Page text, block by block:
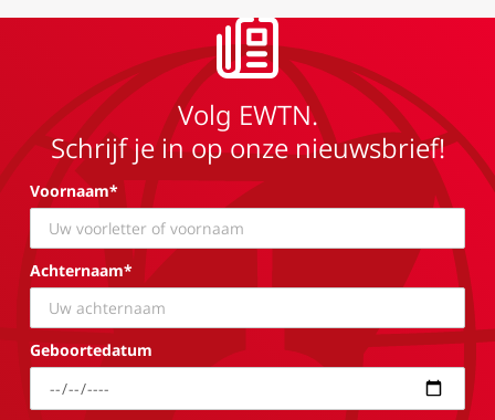
Volg EWTN.
Schrijf je in op onze nieuwsbrief!
Voornaam*
Achternaam*
Geboortedatum